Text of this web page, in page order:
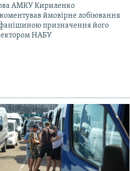
АМКУ Кириленко
ймовірне лобіювання
призначення його
НАБУ